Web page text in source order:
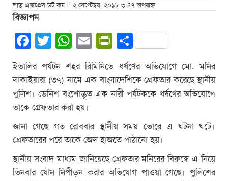
লাতু এক্সপ্রেস ডট কম :: ২ সেপ্টেম্বর, ২০১৮ ৩:৪৭ অপরাহ্ন
বিজ্ঞাপন
Facebook
Twitter
WhatsApp
EmailPrintFriendly
Share
ইতালির পর্যটন শহর রিমিনিতে ধর্ষণের অভিযোগে মো. মনির
লাকাইয়ারা (৩৭) নামে এক বাংলাদেশিকে গ্রেফতার করেছে স্থানীয়
পুলিশ। ডেনিশ বংশোদ্ভূত এক নারী পর্যটককে ধর্ষণের অভিযোগে
তাকে গ্রেফতার করা হয়।
জানা গেছে গত রোববার স্থানীয় সময় ভোরে এ ঘটনা ঘটে।
গ্রেফতারের পরে তাকে জেল হাজতে পাঠানো হয়।
স্থানীয় সংবাদ মাধ্যম জানিয়েছে গ্রেফতার মনিরের বিরুদ্ধে এ নিয়ে
তিনবার যৌন নিপীড়ন করার অভিযোগ পাওয়া গেছে। পুলিশের